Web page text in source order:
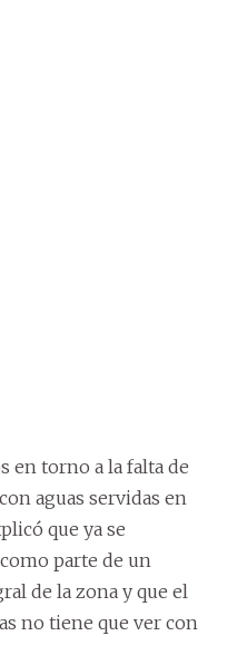
en torno a la falta de
aguas servidas en
que ya se
parte de un
de la zona y que el
no tiene que ver con